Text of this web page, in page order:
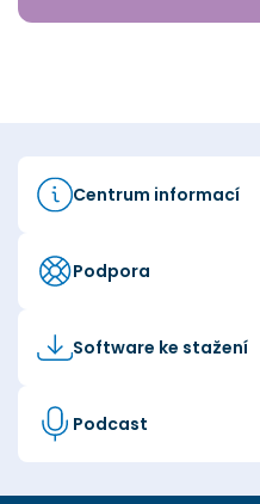
Centrum informací
Podpora
Software ke stažení
Podcast